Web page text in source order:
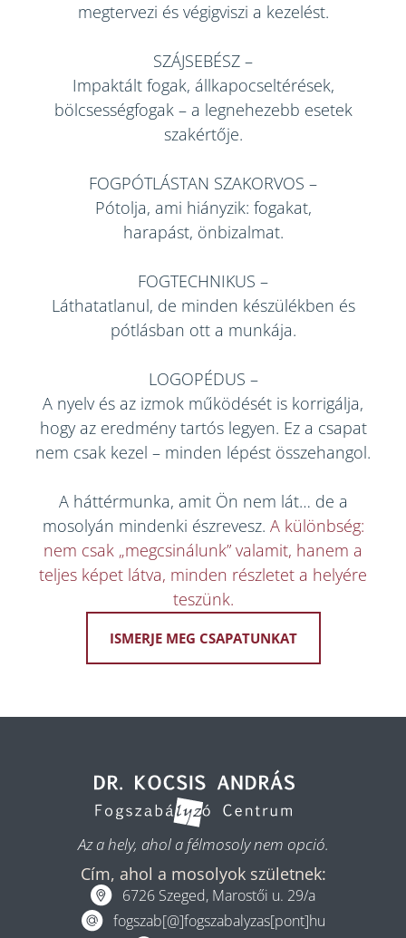
megtervezi és végigviszi a kezelést.
SZÁJSEBÉSZ –
Impaktált fogak, állkapocseltérések,
bölcsességfogak – a legnehezebb esetek
szakértője.
FOGPÓTLÁSTAN SZAKORVOS –
Pótolja, ami hiányzik: fogakat,
harapást, önbizalmat.
FOGTECHNIKUS –
Láthatatlanul, de minden készülékben és
pótlásban ott a munkája.
LOGOPÉDUS –
A nyelv és az izmok működését is korrigálja,
hogy az eredmény tartós legyen. Ez a csapat
nem csak kezel – minden lépést összehangol.
A háttérmunka, amit Ön nem lát… de a
mosolyán mindenki észrevesz. A különbség:
nem csak „megcsinálunk” valamit, hanem a
teljes képet látva, minden részletet a helyére
teszünk.
ISMERJE MEG CSAPATUNKAT
Az a hely, ahol a félmosoly nem opció.
Cím, ahol a mosolyok születnek:
6726 Szeged, Marostői u. 29/a
fogszab[@]fogszabalyzas[pont]hu